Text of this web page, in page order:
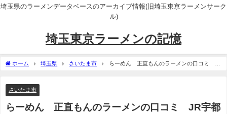
埼玉県のラーメンデータベースのアーカイブ情報(旧埼玉東京ラーメンサーク
ル)
埼玉東京ラーメンの記憶
ホーム 埼玉県 さいたま市
らーめん 正直もんのラーメンの口コミ
さいたま市
らーめん 正直もんのラーメンの口コミ JR宇都